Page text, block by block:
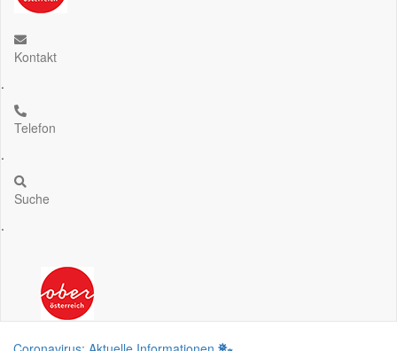
Kontakt
.
Telefon
.
Suche
.